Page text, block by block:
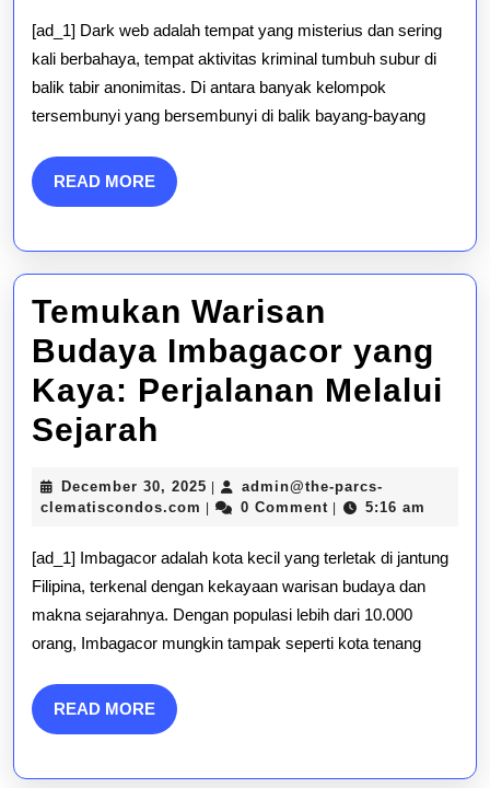
Terkenal
di
Web
Gelap
clematiscondos.com
[ad_1] Dark web adalah tempat yang misterius dan sering
kali berbahaya, tempat aktivitas kriminal tumbuh subur di
balik tabir anonimitas. Di antara banyak kelompok
tersembunyi yang bersembunyi di balik bayang-bayang
READ MOREREAD
MORE
Temukan Warisan
Budaya Imbagacor yang
Kaya: Perjalanan Melalui
Sejarah
Budaya
Imbagacor
yang
Kaya:
Perjalanan
Melalui
Sejarah
December 30, 2025 December
30,
admin@the-parcs-
clematiscondos.com admin@the-
clematiscondos.com
0 Comment 5:16 am
[ad_1] Imbagacor adalah kota kecil yang terletak di jantung
Filipina, terkenal dengan kekayaan warisan budaya dan
makna sejarahnya. Dengan populasi lebih dari 10.000
orang, Imbagacor mungkin tampak seperti kota tenang
READ MOREREAD
MORE